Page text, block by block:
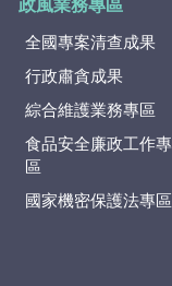
政風業務專區
全國專案清查成果
行政肅貪成果
綜合維護業務專區
食品安全廉政工作專
區
國家機密保護法專區